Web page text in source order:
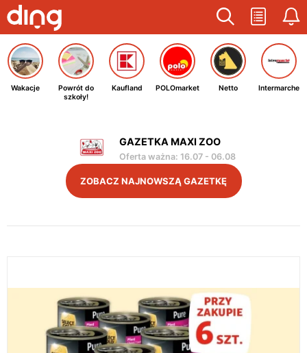
Wakacje
Powrót do
szkoły!
Kaufland POLOmarket Netto Intermarche
GAZETKA MAXI ZOO
Oferta ważna: 16.07 - 06.08
ZOBACZ NAJNOWSZĄ GAZETKĘ